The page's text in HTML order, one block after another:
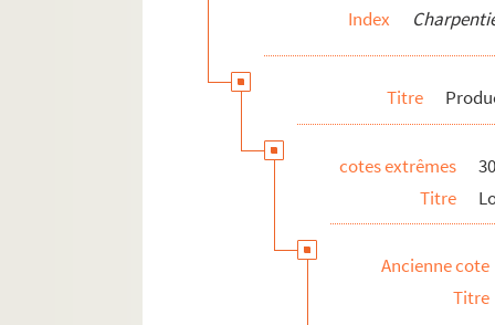
Impression de voyage : Munich (1910)
Réflexions sur la musique
Discours, articles, interviews
Textes relatifs à Gustave Charpentier
Index
Titre
cotes extrêmes
Titre
Ancienne cote
Titre